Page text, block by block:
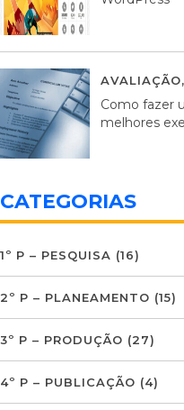
AVALIAÇÃO,
Como fazer
melhores
CATEGORIAS
1º P – PESQUISA (16)
2º P – PLANEAMENTO (15)
3º P – PRODUÇÃO (27)
4º P – PUBLICAÇÃO (4)